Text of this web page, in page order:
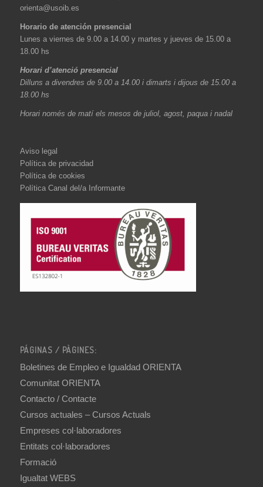
orienta@usoib.es
Horario de atención presencial
Lunes a viernes de 9.00 a 14.00 y martes y jueves de 15.00 a
18.00 hs
Horari d’atenció presencial
Dilluns a divendres de 9.00 a 14.00 i dimarts i dijous de 15.00 a
18.00 hs
Horari només de matí els mesos de juliol, agost, paqua i nadal
Aviso legal
Política de privacidad
Política de cookies
Política Canal del/a Informante
PÁGINAS / PÀGINES:
Boletines de Empleo e Igualdad ORIENTA
Comunitat ORIENTA
Contacto / Contacte
Cursos actuales – Cursos Actuals
Empreses col·laboradores
Entitats col·laboradores
Formació
Igualtat WEBS